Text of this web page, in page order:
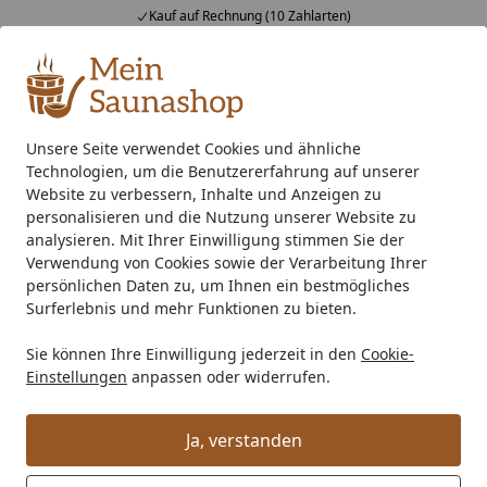
Unsere Seite verwendet Cookies und ähnliche
Technologien, um die Benutzererfahrung auf unserer
Website zu verbessern, Inhalte und Anzeigen zu
personalisieren und die Nutzung unserer Website zu
analysieren. Mit Ihrer Einwilligung stimmen Sie der
Verwendung von Cookies sowie der Verarbeitung Ihrer
persönlichen Daten zu, um Ihnen ein bestmögliches
Surferlebnis und mehr Funktionen zu bieten.
Sie können Ihre Einwilligung jederzeit in den Cookie-
Einstellungen anpassen oder widerrufen.
Ja, verstanden
Kauf auf Rechnung (10 Zahlarten)
Alle Produkte
Mein Konto
Suchen
Startseite
Kunststoff Dachrinnenset 481A für Pavillons (6 Ecken)
Kunststoff Dachrinnenset 481A für
Pavillons (6 Ecken)